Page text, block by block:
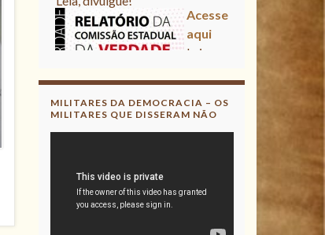
aqui
Leia,
MILITARES DA DEMOCRACIA – OS
MILITARES QUE DISSERAM NÃO